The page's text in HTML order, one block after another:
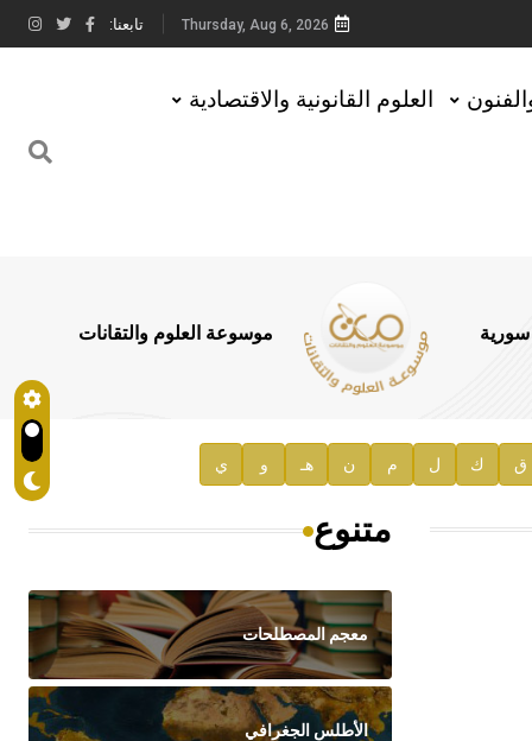
Thursday, Aug 6, 2026 تابعنا:
العلوم القانونية والاقتصادية
سورية موسوعة العلوم والتقانات
ق ك ل م ن هـ و ي
متنوع
معجم المصطلحات
الأطلس الجغرافي